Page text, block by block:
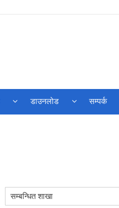
डाउनलोड सम्पर्क
सम्बन्धित शाखा